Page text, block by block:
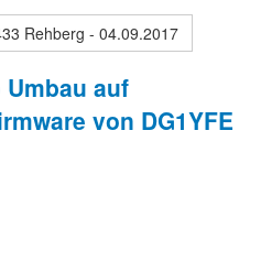
Rehberg - 04.09.2017
auf
von DG1YFE